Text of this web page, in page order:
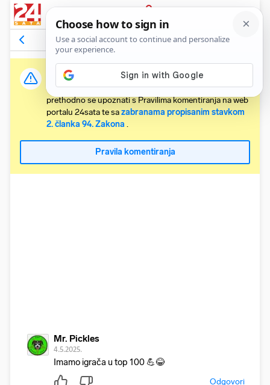
PRIJAVA
Komentari1 Relevantni
Važna obavijest:
Svaki korisnik koji želi komentirati članke obvezan je
prethodno se upoznati s Pravilima komentiranja na web
portalu 24sata te sazabranama propisanim stavkom
2. članka 94. Zakona .
Pravila komentiranja
Mr. Pickles
4.5.2025.
Imamo igrača u top 100 💪😂
Odgovori